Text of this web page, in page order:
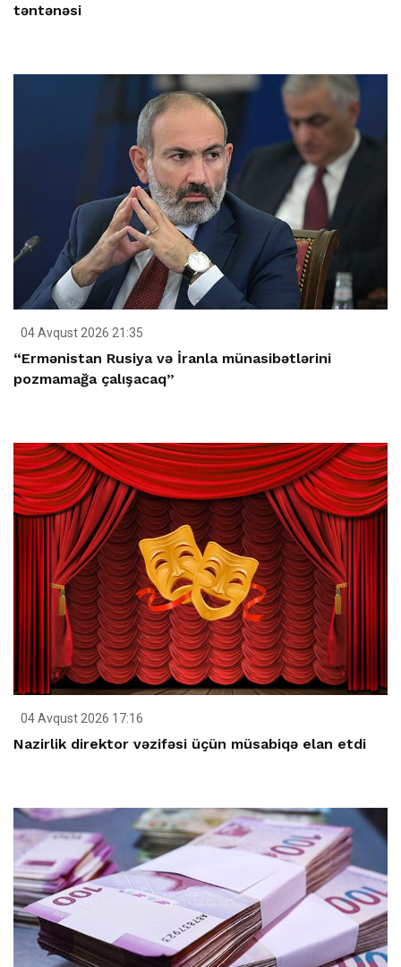
təntənəsi
04 Avqust 2026 21:35
“Ermənistan Rusiya və İranla münasibətlərini
pozmamağa çalışacaq”
04 Avqust 2026 17:16
Nazirlik direktor vəzifəsi üçün müsabiqə elan etdi